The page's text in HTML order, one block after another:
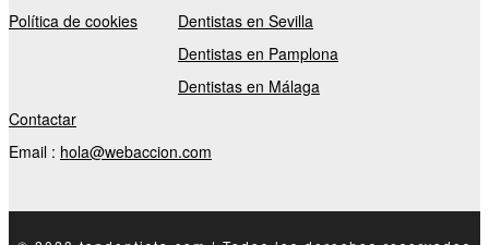
Política de cookies
Dentistas en Sevilla
Dentistas en Pamplona
Dentistas en Málaga
Contactar
Email : hola@webaccion.com